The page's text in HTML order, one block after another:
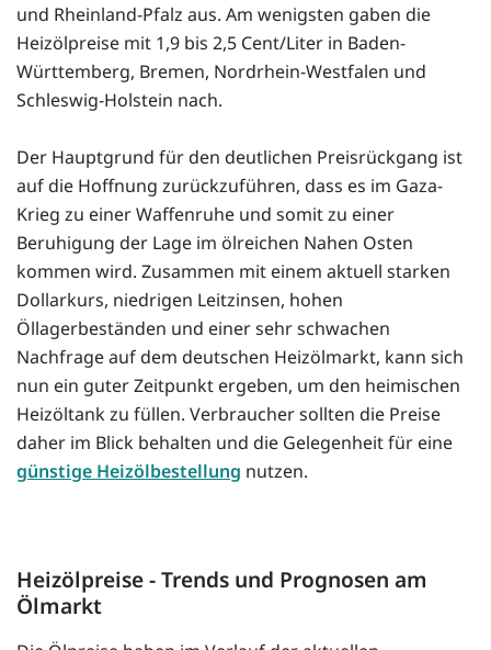
und Rheinland-Pfalz aus. Am wenigsten gaben die
Heizölpreise mit 1,9 bis 2,5 Cent/Liter in Baden-
Württemberg, Bremen, Nordrhein-Westfalen und
Schleswig-Holstein nach.
Der Hauptgrund für den deutlichen Preisrückgang ist
auf die Hoffnung zurückzuführen, dass es im Gaza-
Krieg zu einer Waffenruhe und somit zu einer
Beruhigung der Lage im ölreichen Nahen Osten
kommen wird. Zusammen mit einem aktuell starken
Dollarkurs, niedrigen Leitzinsen, hohen
Öllagerbeständen und einer sehr schwachen
Nachfrage auf dem deutschen Heizölmarkt, kann sich
nun ein guter Zeitpunkt ergeben, um den heimischen
Heizöltank zu füllen. Verbraucher sollten die Preise
daher im Blick behalten und die Gelegenheit für eine
günstige Heizölbestellung nutzen.
Heizölpreise - Trends und Prognosen am
Ölmarkt